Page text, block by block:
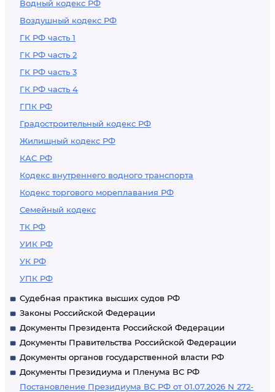
Водный кодекс РФ
Воздушный кодекс РФ
ГК РФ часть 1
ГК РФ часть 2
ГК РФ часть 3
ГК РФ часть 4
ГПК РФ
Градостроительный кодекс РФ
Жилищный кодекс РФ
КАС РФ
Кодекс внутреннего водного транспорта
Кодекс торгового мореплавания РФ
Семейный кодекс
ТК РФ
УИК РФ
УК РФ
УПК РФ
Судебная практика высших судов РФ
Законы Российской Федерации
Документы Президента Российской Федерации
Документы Правительства Российской Федерации
Документы органов государственной власти РФ
Документы Президиума и Пленума ВС РФ
Постановление Президиума ВС РФ от 01.07.2026 N 272-